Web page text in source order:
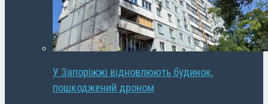
У Запоріжжі відновлюють будинок,
пошкоджений дроном